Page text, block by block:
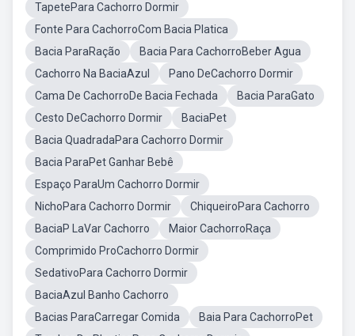
TapetePara Cachorro Dormir
Fonte Para CachorroCom Bacia Platica
Bacia ParaRação
Bacia Para CachorroBeber Agua
Cachorro Na BaciaAzul
Pano DeCachorro Dormir
Cama De CachorroDe Bacia Fechada
Bacia ParaGato
Cesto DeCachorro Dormir
BaciaPet
Bacia QuadradaPara Cachorro Dormir
Bacia ParaPet Ganhar Bebê
Espaço ParaUm Cachorro Dormir
NichoPara Cachorro Dormir
ChiqueiroPara Cachorro
BaciaP LaVar Cachorro
Maior CachorroRaça
Comprimido ProCachorro Dormir
SedativoPara Cachorro Dormir
BaciaAzul Banho Cachorro
Bacias ParaCarregar Comida
Baia Para CachorroPet